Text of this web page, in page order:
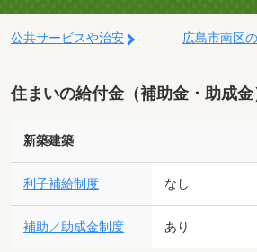
公共サービスや治安 広島市南区
住まいの給付金（補助金・助成金
新築建築
利子補給制度 なし
補助／助成金制度 あり